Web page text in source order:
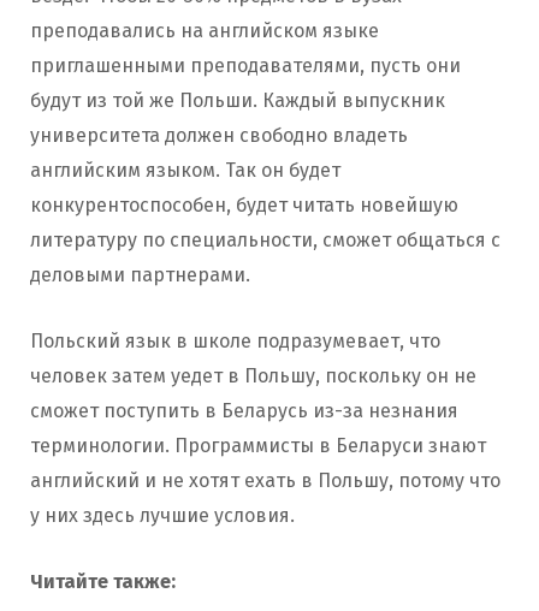
преподавались на английском языке
приглашенными преподавателями, пусть они
будут из той же Польши. Каждый выпускник
университета должен свободно владеть
английским языком. Так он будет
конкурентоспособен, будет читать новейшую
литературу по специальности, сможет общаться с
деловыми партнерами.
Польский язык в школе подразумевает, что
человек затем уедет в Польшу, поскольку он не
сможет поступить в Беларусь из-за незнания
терминологии. Программисты в Беларуси знают
английский и не хотят ехать в Польшу, потому что
у них здесь лучшие условия.
Читайте также: